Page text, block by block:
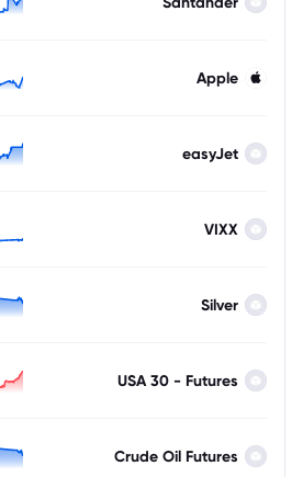
Apple
easyJet
VIXX
Silver
USA 30 - Futures
Crude Oil Futures